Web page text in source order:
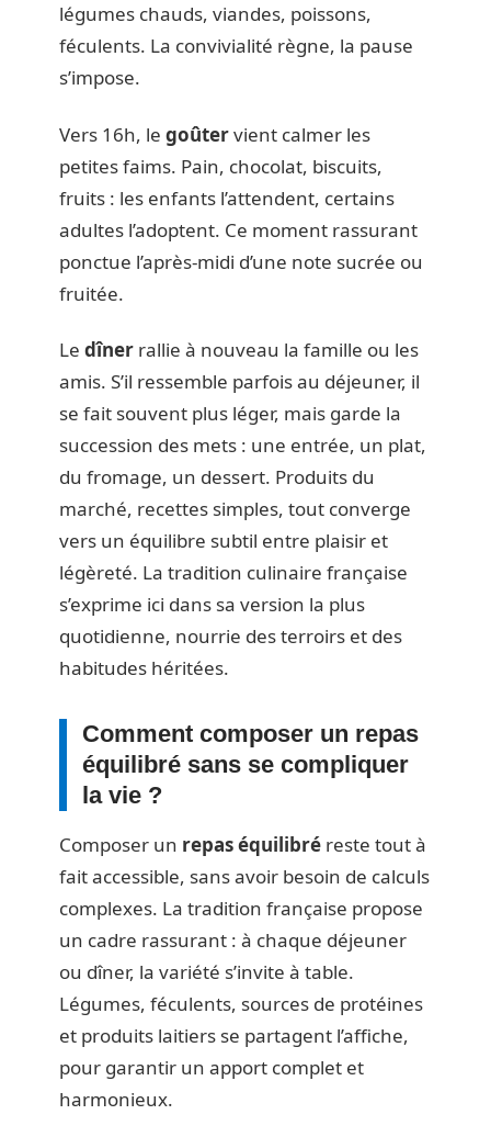
légumes chauds, viandes, poissons,
féculents. La convivialité règne, la pause
s’impose.
Vers 16h, le goûtervient calmer les
petites faims. Pain, chocolat, biscuits,
fruits : les enfants l’attendent, certains
adultes l’adoptent. Ce moment rassurant
ponctue l’après-midi d’une note sucrée ou
fruitée.
Le dîner rallie à nouveau la famille ou les
amis. S’il ressemble parfois au déjeuner, il
se fait souvent plus léger, mais garde la
succession des mets : une entrée, un plat,
du fromage, un dessert. Produits du
marché, recettes simples, tout converge
vers un équilibre subtil entre plaisir et
légèreté. La tradition culinaire française
s’exprime ici dans sa version la plus
quotidienne, nourrie des terroirs et des
habitudes héritées.
Comment composer un repas
équilibré sans se compliquer
la vie ?
Composer un repas équilibré reste tout à
fait accessible, sans avoir besoin de calculs
complexes. La tradition française propose
un cadre rassurant : à chaque déjeuner
ou dîner, la variété s’invite à table.
Légumes, féculents, sources de protéines
et produits laitiers se partagent l’affiche,
pour garantir un apport complet et
harmonieux.